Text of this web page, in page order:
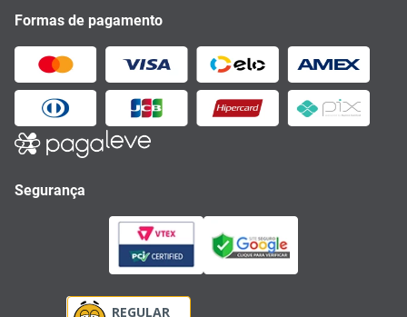
Formas de pagamento
Segurança